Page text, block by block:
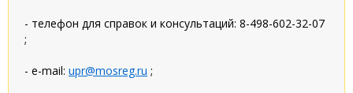
- телефон для справок и консультаций: 8-498-602-32-07
;
- e-mail: upr@mosreg.ru ;